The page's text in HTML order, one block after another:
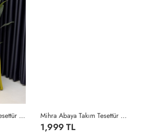
Mihra Abaya Takım Tesettür Giyim Yağ Yeşili Mihra Abaya Takım Tesettür Giyim Gri
1,999 TL